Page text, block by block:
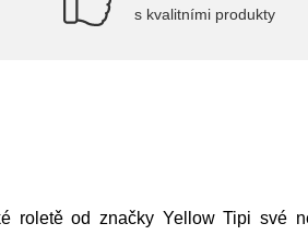
s kvalitními produkty
roletě od značky Yellow Tipi své